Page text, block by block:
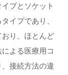
プとソケット
イプであり、
り、ほとんど
よる医療用コ
接続方法の違